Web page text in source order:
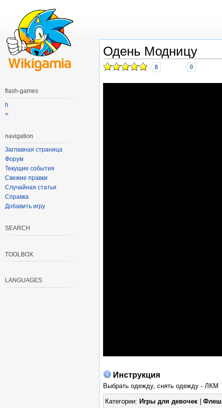
Одень Модницу
8 0
Инструкция
Выбрать одежду, снять одежду - ЛКМ
Категории: Игры для девочек|
flash-games
h
<
navigation
Заглавная страница
Форум
Текущие события
Свежие правки
Случайная статья
Справка
Добавить игру
SEARCH
TOOLBOX
LANGUAGES